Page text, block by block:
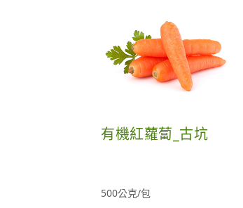
有機紅蘿蔔_古坑
500公克/包